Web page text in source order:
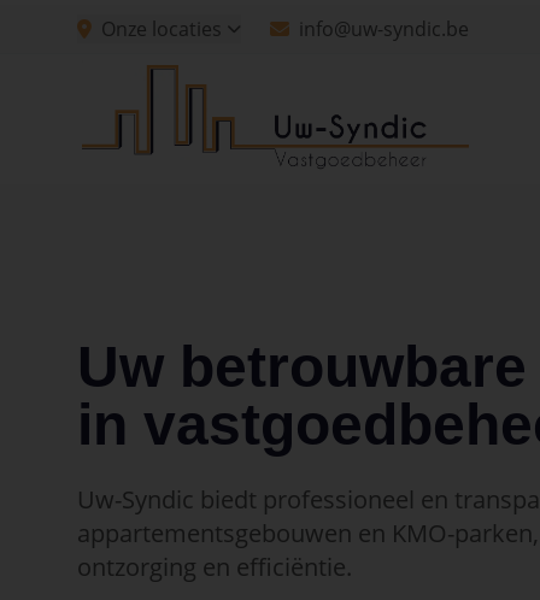
Spring naar hoofdinhoud
Spring naar hoofdinhoudSpring naar navigatie
Onze locaties info@uw-syndic.be
Uw
in
Uw-Syndic biedt professioneel en
appartementsgebouwen en KMO-
ontzorging en efficiëntie.